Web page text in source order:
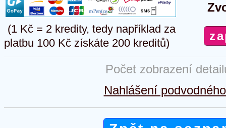
(1 Kč = 2 kredity, tedy například za
platbu 100 Kč získáte 200 kreditů)
Počet zobrazení
Nahlášení